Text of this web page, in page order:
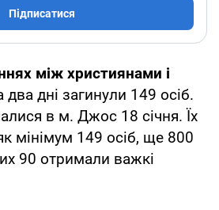
Підписатися
між християнами і
два дні загинули 149 осіб.
в м. Джос 18 січня. Їх
мінімум 149 осіб, ще 800
90 отримали важкі